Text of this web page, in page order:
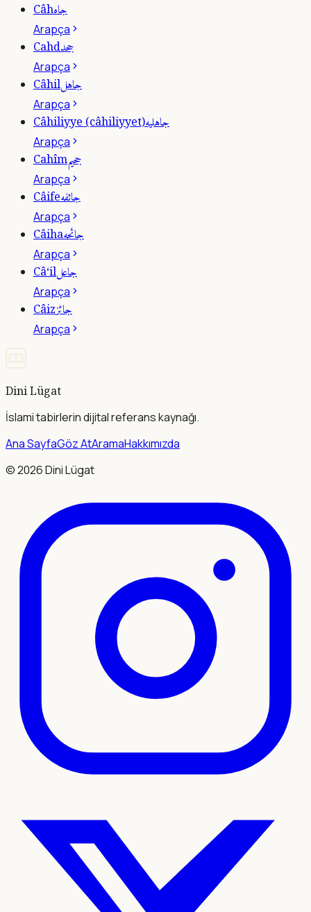
Câhجاه
Arapça
Cahdجحد
Arapça
Câhilجاهل
Arapça
Câhiliyye (câhiliyyet)جاهليه
Arapça
Cahîmجحيم
Arapça
Câifeجائفه
Arapça
Câihaجائحه
Arapça
Câ‘ilجاعل
Arapça
Câizجائز
Arapça
Dini Lügat
İslami tabirlerin dijital referans kaynağı.
Ana SayfaGöz AtAramaHakkımızda
©2026Dini Lügat